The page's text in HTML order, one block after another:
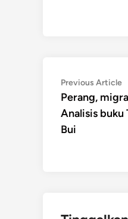
Navigasi
pos
Previous Article
Perang,
Analisis buku
Bui